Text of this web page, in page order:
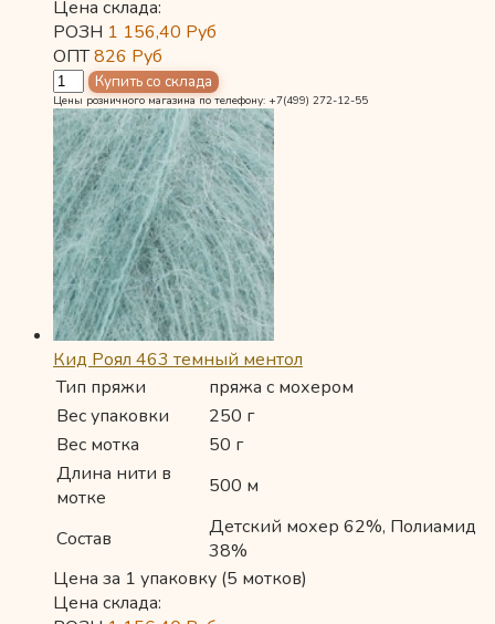
Цена склада:
РОЗН 1 156,40 Руб
ОПТ826 Руб
Цены розничного магазина по телефону: +7(499) 272-12-55
Кид Роял 463 темный ментол
Тип пряжи
пряжа с мохером
Вес упаковки
250 г
Вес мотка
50 г
Длина нити в
мотке
500 м
Состав
Детский мохер 62%, Полиамид
38%
Цена за 1 упаковку (5 мотков)
Цена склада: